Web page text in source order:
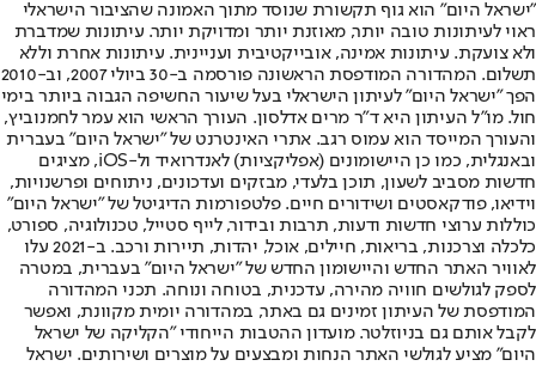
"ישראל היום" הוא גוף תקשורת שנוסד מתוך האמונה שהציבור הישראלי
ראוי לעיתונות טובה יותר, מאוזנת יותר ומדויקת יותר. עיתונות שמדברת
ולא צועקת. עיתונות אמינה, אובייקטיבית ועניינית. עיתונות אחרת וללא
תשלום. המהדורה המודפסת הראשונה פורסמה ב-30 ביולי 2007, וב-2010
הפך "ישראל היום" לעיתון הישראלי בעל שיעור החשיפה הגבוה ביותר בימי
חול. מו"ל העיתון היא ד"ר מרים אדלסון. העורך הראשי הוא עמר לחמנוביץ,
והעורך המייסד הוא עמוס רגב. אתרי האינטרנט של "ישראל היום" בעברית
ובאנגלית, כמו כן היישומונים (אפליקציות) לאנדרואיד ול-iOS, מציגים
חדשות מסביב לשעון, תוכן בלעדי, מבזקים ועדכונים, ניתוחים ופרשנויות,
וידיאו, פודקאסטים ושידורים חיים. פלטפורמות הדיגיטל של "ישראל היום"
כוללות ערוצי חדשות ודעות, תרבות ובידור, לייף סטייל, טכנולוגיה, ספורט,
כלכלה וצרכנות, בריאות, חיילים, אוכל, יהדות, תיירות ורכב. ב-2021 עלו
לאוויר האתר החדש והיישומון החדש של "ישראל היום" בעברית, במטרה
לספק לגולשים חוויה מהירה, עדכנית, בטוחה ונוחה. תכני המהדורה
המודפסת של העיתון זמינים גם באתר, במהדורה יומית מקוונת, ואפשר
לקבל אותם גם בניוזלטר. מועדון ההטבות הייחודי "הקליקה של ישראל
היום" מציע לגולשי האתר הנחות ומבצעים על מוצרים ושירותים. ישראל